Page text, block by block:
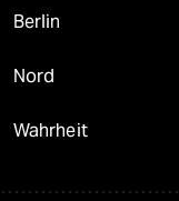
Berlin
Nord
Wahrheit